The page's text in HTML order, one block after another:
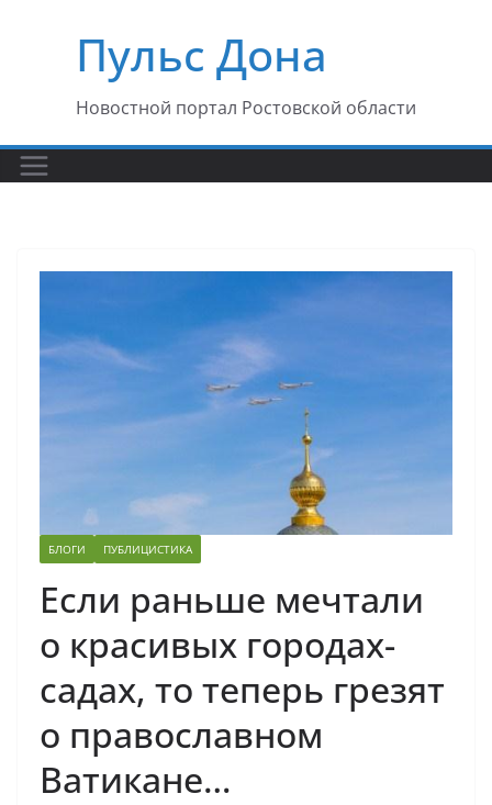
содержимомуПульс Дона
Новостной портал Ростовской области
БЛОГИ ПУБЛИЦИСТИКА
Если раньше мечтали
о красивых городах-
садах, то теперь грезят
о православном
Ватикане…